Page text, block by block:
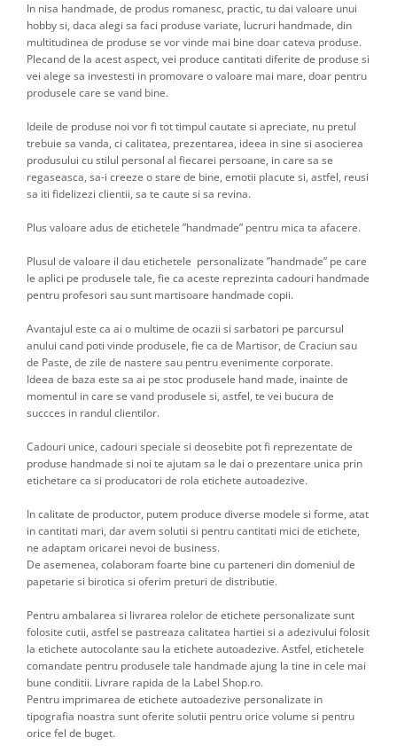
In nisa handmade, de produs romanesc, practic, tu dai valoare unui
hobby si, daca alegi sa faci produse variate, lucruri handmade, din
multitudinea de produse se vor vinde mai bine doar cateva produse.
Plecand de la acest aspect, vei produce cantitati diferite de produse si
vei alege sa investesti in promovare o valoare mai mare, doar pentru
produsele care se vand bine.
Ideile de produse noi vor fi tot timpul cautate si apreciate, nu pretul
trebuie sa vanda, ci calitatea, prezentarea, ideea in sine si asocierea
produsului cu stilul personal al fiecarei persoane, in care sa se
regaseasca, sa-i creeze o stare de bine, emotii placute si, astfel, reusi
sa iti fidelizezi clientii, sa te caute si sa revina.
Plus valoare adus de etichetele ”handmade” pentru mica ta afacere.
Plusul de valoare il dau etichetele personalizate ”handmade” pe care
le aplici pe produsele tale, fie ca aceste reprezinta cadouri handmade
pentru profesori sau sunt martisoare handmade copii.
Avantajul este ca ai o multime de ocazii si sarbatori pe parcursul
anului cand poti vinde produsele, fie ca de Martisor, de Craciun sau
de Paste, de zile de nastere sau pentru evenimente corporate.
Ideea de baza este sa ai pe stoc produsele hand made, inainte de
momentul in care se vand produsele si, astfel, te vei bucura de
succces in randul clientilor.
Cadouri unice, cadouri speciale si deosebite pot fi reprezentate de
produse handmade si noi te ajutam sa le dai o prezentare unica prin
etichetare ca si producatori de rola etichete autoadezive.
In calitate de productor, putem produce diverse modele si forme, atat
in cantitati mari, dar avem solutii si pentru cantitati mici de etichete,
ne adaptam oricarei nevoi de business.
De asemenea, colaboram foarte bine cu parteneri din domeniul de
papetarie si birotica si oferim preturi de distributie.
Pentru ambalarea si livrarea rolelor de etichete personalizate sunt
folosite cutii, astfel se pastreaza calitatea hartiei si a adezivului folosit
la etichete autocolante sau la etichete autoadezive. Astfel, etichetele
comandate pentru produsele tale handmade ajung la tine in cele mai
bune conditii. Livrare rapida de la Label Shop.ro.
Pentru imprimarea de etichete autoadezive personalizate in
tipografia noastra sunt oferite solutii pentru orice volume si pentru
orice fel de buget.